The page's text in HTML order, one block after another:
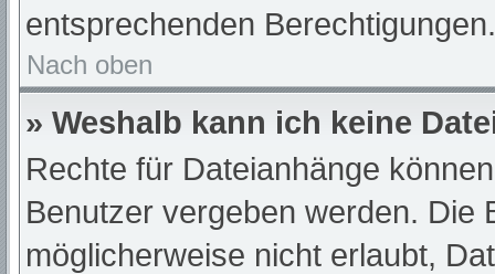
entsprechenden Berechtigungen.
Nach oben
» Weshalb kann ich keine
Rechte für Dateianhänge
Benutzer vergeben werden. Die
möglicherweise nicht erlaubt,